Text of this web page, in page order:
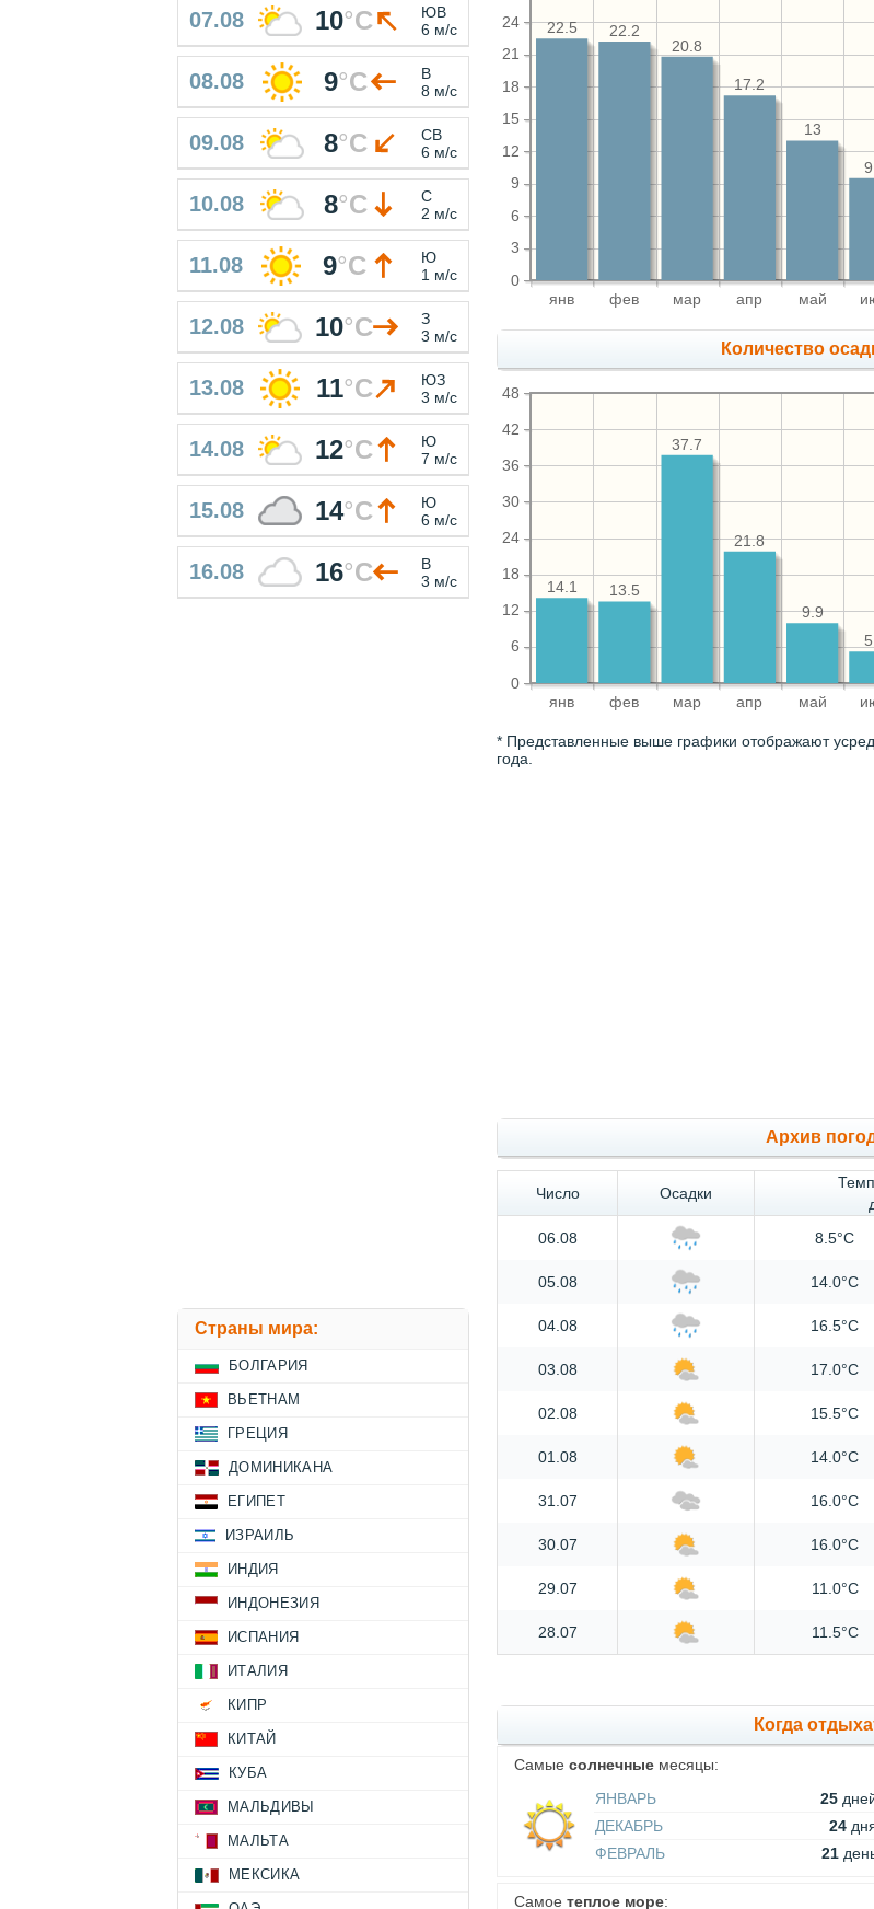
янв фев мар апр май
0
3
6
9
12
15
18
21
24
13
17.2
20.8
22.2
22.5
Количество
янв фев мар апр май
0
6
12
18
24
30
36
42
48
9.9
21.8
37.7
13.5
14.1
* Представленные выше графики отображают
года.
Архив
Число Осадки
06.08
8.5°C
05.08 14.0°C
04.08 16.5°C
03.08 17.0°C
02.08 15.5°C
01.08 14.0°C
31.07 16.0°C
30.07 16.0°C
29.07 11.0°C
28.07 11.5°C
Когда
Самые солнечные месяцы:
ЯНВАРЬ
25
ДЕКАБРЬ
24
ФЕВРАЛЬ
21
Самое теплое море:
07.08 10°C
ЮВ
6 м/с
08.08 9°C
В
8 м/с
09.08 8°C
СВ
6 м/с
10.08 8°C
С
2 м/с
11.08 9°C
Ю
1 м/с
12.08 10°C
З
3 м/с
13.08 11°C
ЮЗ
3 м/с
14.08 12°C
Ю
7 м/с
15.08 14°C
Ю
6 м/с
16.08 16°C
В
3 м/с
Страны мира:
БОЛГАРИЯ
ВЬЕТНАМ
ГРЕЦИЯ
ДОМИНИКАНА
ЕГИПЕТ
ИЗРАИЛЬ
ИНДИЯ
ИНДОНЕЗИЯ
ИСПАНИЯ
ИТАЛИЯ
КИПР
КИТАЙ
КУБА
МАЛЬДИВЫ
МАЛЬТА
МЕКСИКА